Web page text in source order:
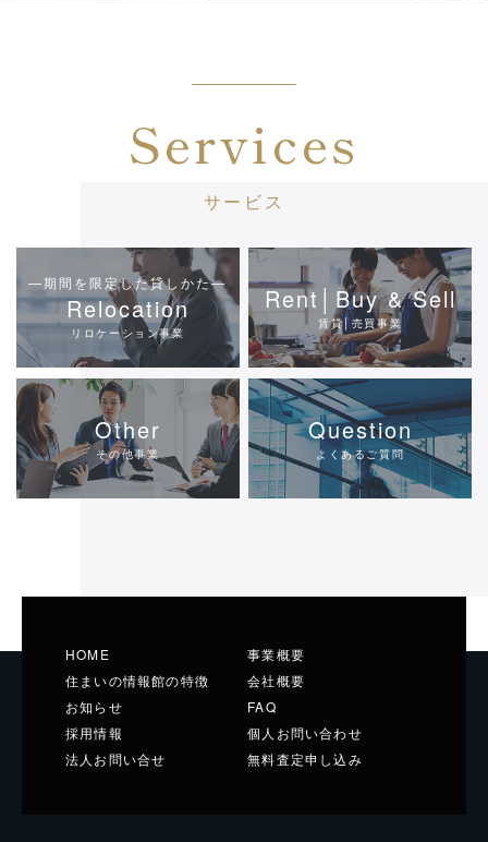
サービス
Services
リロケーション事業
―期間を限定した貸しかた―
Relocation 賃貸│売買事業
Rent│Buy & Sell
その他事業
Other
よくあるご質問
Question
HOME
事業概要
住まいの情報館の特徴
会社概要
お知らせ
FAQ
採用情報
個人お問い合わせ
法人お問い合せ
無料査定申し込み